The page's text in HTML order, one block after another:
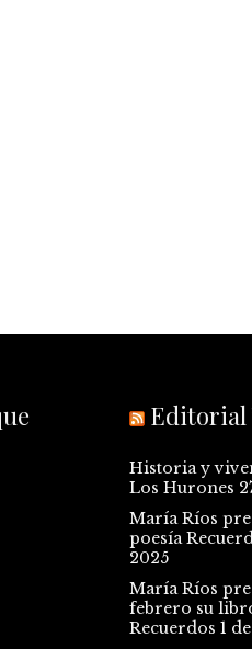
Editorial
Historia y
Los Hurones
María Ríos
poesía
2025
María Ríos
febrero su
Recuerdos 1